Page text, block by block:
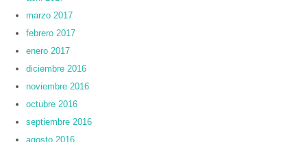
marzo 2017
febrero 2017
enero 2017
diciembre 2016
noviembre 2016
octubre 2016
septiembre 2016
agosto 2016